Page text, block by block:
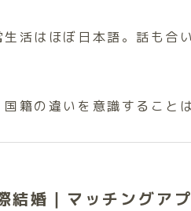
活はほぼ日本語。話も合
籍の違いを意識すること
結婚｜マッチングア